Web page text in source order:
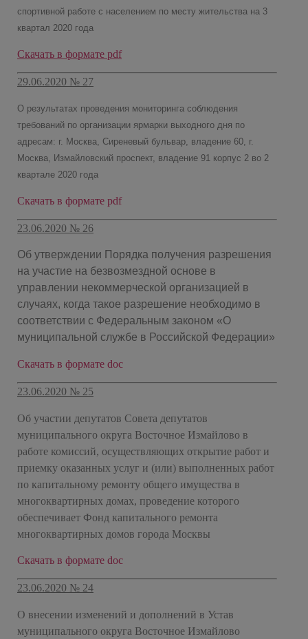
спортивной работе с населением по месту жительства на 3
квартал 2020 года
Скачать в формате pdf
29.06.2020 № 27
О результатах проведения мониторинга соблюдения
требований по организации ярмарки выходного дня по
адресам: г. Москва, Сиреневый бульвар, владение 60, г.
Москва, Измайловский проспект, владение 91 корпус 2 во 2
квартале 2020 года
Скачать в формате pdf
23.06.2020 № 26
Об утверждении Порядка получения разрешения
на участие на безвозмездной основе в
управлении некоммерческой организацией в
случаях, когда такое разрешение необходимо в
соответствии с Федеральным законом «О
муниципальной службе в Российской Федерации»
Скачать в формате doc
23.06.2020 № 25
Об участии депутатов Совета депутатов
муниципального округа Восточное Измайлово в
работе комиссий, осуществляющих открытие работ и
приемку оказанных услуг и (или) выполненных работ
по капитальному ремонту общего имущества в
многоквартирных домах, проведение которого
обеспечивает Фонд капитального ремонта
многоквартирных домов города Москвы
Скачать в формате doc
23.06.2020 № 24
О внесении изменений и дополнений в Устав
муниципального округа Восточное Измайлово